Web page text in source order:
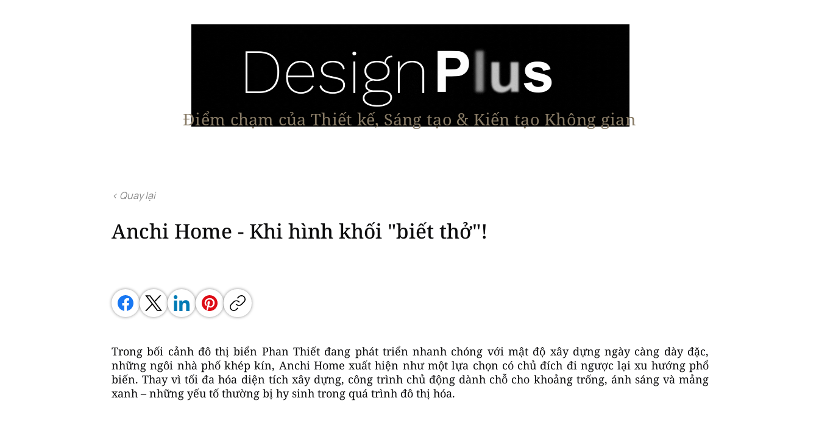
Điểm chạm của Thiết kế, Sáng tạo & Kiến tạo Không gian
< Quay lại
Anchi Home - Khi hình khối "biết thở"!
Trong bối cảnh đô thị biển Phan Thiết đang phát triển nhanh chóng với mật độ xây dựng ngày càng dày đặc,
những ngôi nhà phố khép kín, Anchi Home xuất hiện như một lựa chọn có chủ đích đi ngược lại xu hướng phổ
biến. Thay vì tối đa hóa diện tích xây dựng, công trình chủ động dành chỗ cho khoảng trống, ánh sáng và mảng
xanh – những yếu tố thường bị hy sinh trong quá trình đô thị hóa.